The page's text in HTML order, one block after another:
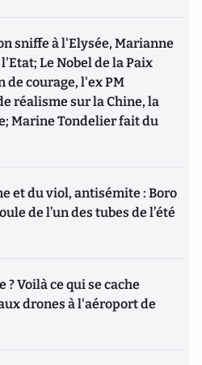
sniffe à l'Elysée, Marianne
Le Nobel de la Paix
de courage, l'ex PM
réalisme sur la Chine, la
Marine Tondelier fait du
et du viol, antisémite : Boro
de l’un des tubes de l’été
? Voilà ce qui se cache
drones à l'aéroport de